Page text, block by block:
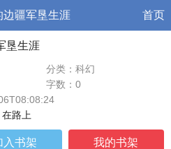
边疆军垦生涯 首页
垦生涯
分类：科幻
字数：0
路上
入书架 我的书架